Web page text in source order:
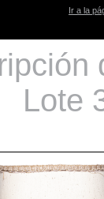
Ir a la
Lote